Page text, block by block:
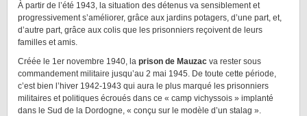
À partir de l’été 1943, la situation des détenus va sensiblement et
progressivement s’améliorer, grâce aux jardins potagers, d’une part, et,
d’autre part, grâce aux colis que les prisonniers reçoivent de leurs
familles et amis.
Créée le 1er novembre 1940, la prison de Mauzac va rester sous
commandement militaire jusqu’au 2 mai 1945. De toute cette période,
c’est bien l’hiver 1942-1943 qui aura le plus marqué les prisonniers
militaires et politiques écroués dans ce « camp vichyssois » implanté
dans le Sud de la Dordogne, « conçu sur le modèle d’un stalag ».